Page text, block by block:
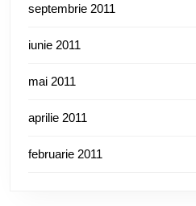
septembrie 2011
iunie 2011
mai 2011
aprilie 2011
februarie 2011